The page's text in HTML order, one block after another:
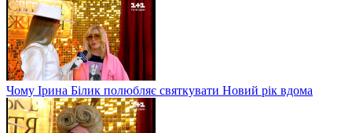
Чому Ірина Білик полюбляє святкувати Новий рік вдома